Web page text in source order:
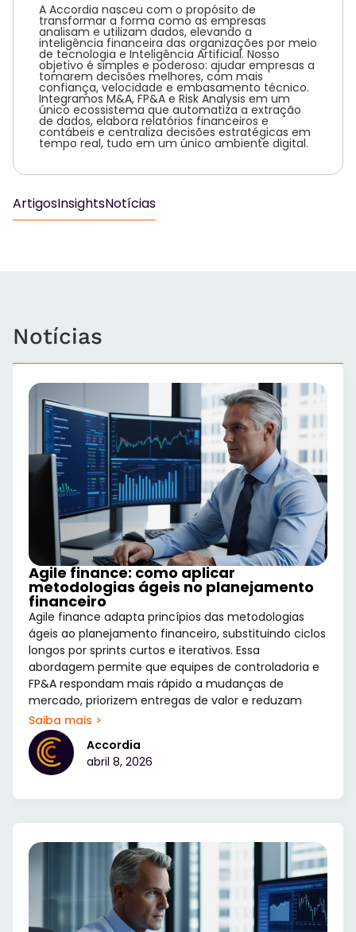
A Accordia nasceu com o propósito de
transformar a forma como as empresas
analisam e utilizam dados, elevando a
inteligência financeira das organizações por meio
de tecnologia e Inteligência Artificial. Nosso
objetivo é simples e poderoso: ajudar empresas a
tomarem decisões melhores, com mais
confiança, velocidade e embasamento técnico.
Integramos M&A, FP&A e Risk Analysis em um
único ecossistema que automatiza a extração
de dados, elabora relatórios financeiros e
contábeis e centraliza decisões estratégicas em
tempo real, tudo em um único ambiente digital.
ArtigosInsightsNotícias
Notícias
Agile finance: como aplicar
metodologias ágeis no planejamento
financeiro
Agile finance adapta princípios das metodologias
ágeis ao planejamento financeiro, substituindo ciclos
longos por sprints curtos e iterativos. Essa
abordagem permite que equipes de controladoria e
FP&A respondam mais rápido a mudanças de
mercado, priorizem entregas de valor e reduzam
Saiba mais >
Accordia
abril 8, 2026